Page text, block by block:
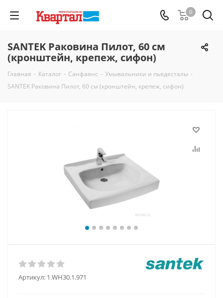
0
SANTEK Раковина Пилот, 60 см
(кронштейн, крепеж, сифон)
Главная - Каталог - Санфаянс - Умывальники и пьедесталы -
SANTEK Раковина Пилот, 60 см (кронштейн, крепеж, сифон)
Артикул: 1.WH30.1.971